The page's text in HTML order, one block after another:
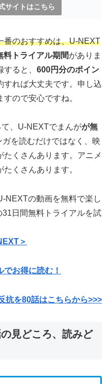
サイトはこちら
番のおすすめは、U-NEXT
料トライアル期間がありま
ると、 600円分のポイン
すれば大丈夫です。申し込
ので安心ですね。
、U-NEXTでまんがが無
を読むだけではなく、映
くさんあります。アニメ
くさんあります。
NEXTの動画を無料で楽し
日間無料トライアルを試
＞
お得に読む！
抗を80話はこちらから>>>
見どころ、読みど